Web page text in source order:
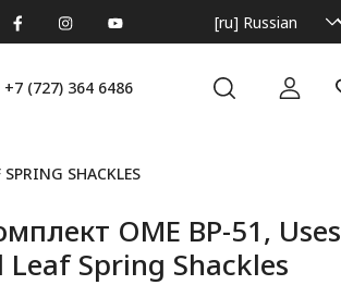
+7 (727) 364 6486
SHACKLES
OME BP-51, Uses
Spring Shackles